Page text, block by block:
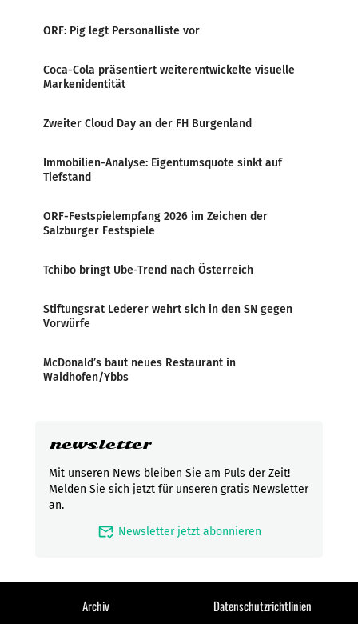
ORF: Pig legt Personalliste vor
Coca-Cola präsentiert weiterentwickelte visuelle
Markenidentität
Zweiter Cloud Day an der FH Burgenland
Immobilien-Analyse: Eigentumsquote sinkt auf
Tiefstand
ORF-Festspielempfang 2026 im Zeichen der
Salzburger Festspiele
Tchibo bringt Ube-Trend nach Österreich
Stiftungsrat Lederer wehrt sich in den SN gegen
Vorwürfe
McDonald’s baut neues Restaurant in
Waidhofen/Ybbs
newsletter
Mit unseren News bleiben Sie am Puls der Zeit!
Melden Sie sich jetzt für unseren gratis Newsletter
an.
mark_email_read Newsletter jetzt abonnieren
Archiv
Datenschutzrichtlinien